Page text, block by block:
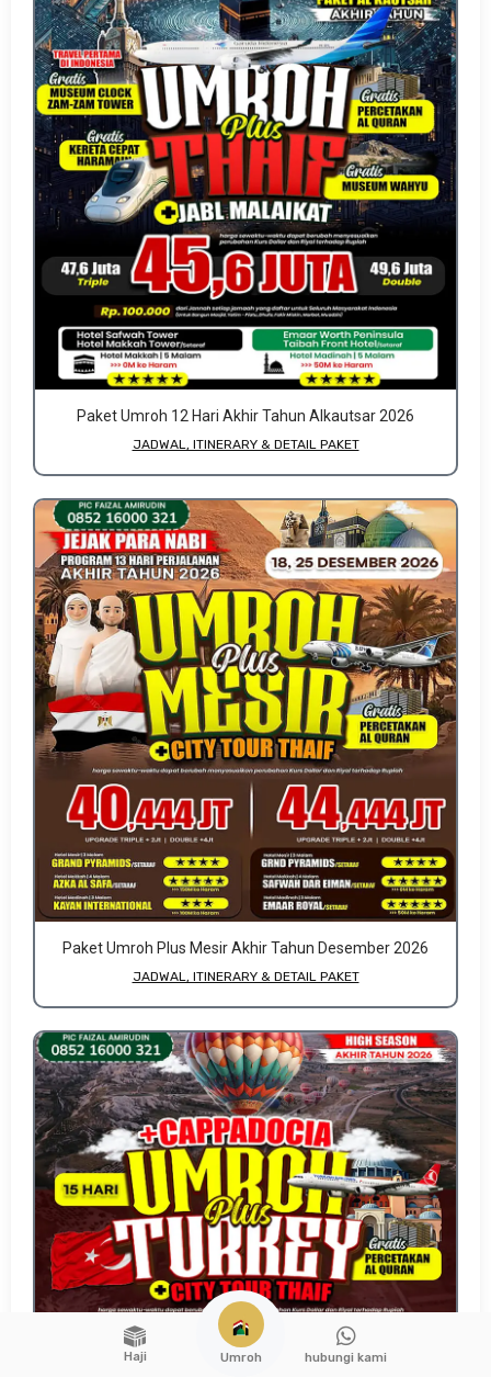
Paket Umroh 12 Hari Akhir Tahun Alkautsar 2026
JADWAL, ITINERARY & DETAIL PAKET
Paket Umroh Plus Mesir Akhir Tahun Desember 2026
JADWAL, ITINERARY & DETAIL PAKET
Haji Umroh hubungi kami